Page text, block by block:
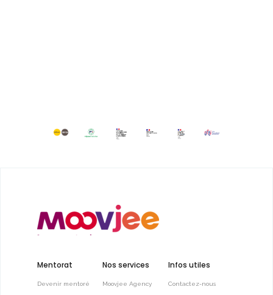
Mentorat
Devenir mentoré
Nos services
Moovjee Agency
Infos utiles
Contactez-nous